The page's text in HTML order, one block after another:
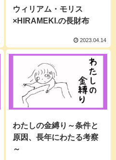
ウィリアム・モリス
×HIRAMEKI.の長財布
2023.04.14
わたしの金縛り～条件と
原因、長年にわたる考察
～